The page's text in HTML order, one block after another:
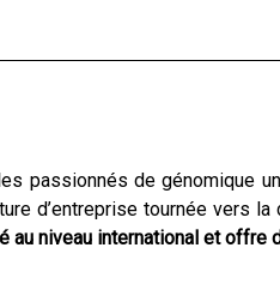
passionnés de génomique
d’entreprise tournée vers
au niveau international et